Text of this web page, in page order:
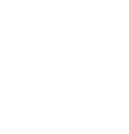
70km 이상 주행할 수 있